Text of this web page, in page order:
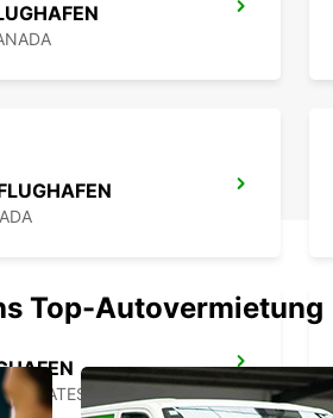
STATES OF AMERICA
Top-Autovermietung